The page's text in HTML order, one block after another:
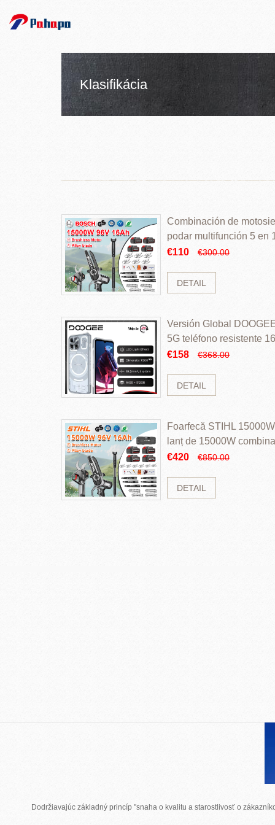
Klasifikácia
Combinación de
podar multifunción 5 en
€110
€300.00
DETAIL
Versión Global
5G teléfono resistente
ROM Mediatek
€158 €368.00
DETAIL
Foarfecă STIHL
lanț de 15000W
perii și baterie cu li
€420 €850.00
DETAIL
Dodržiavajúc základný princíp "snaha o kvalitu a starostlivosť o